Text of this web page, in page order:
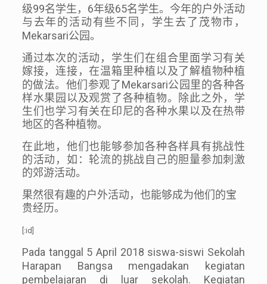
级99名学生， 6年级65名学生。今年的户外活动
与去年的活动有些不同，学生去了茂物市，
Mekarsari公园。
通过本次的活动，学生们在组合里面学习有关
嫁接，连接，在温箱里种植以及了解植物种植
的做法。他们参观了 Mekarsari公园里的各种各
样水果园以及观赏了各种植物。除此之外，学
生们也学习有关在印尼的各种水果以及在热带
地区的各种植物。
在此地，他们也能够参加各种各样具有挑战性
的活动，如：轮流的挑战自己的胆量参加刺激
的郊游活动。
果然很有趣的户外活动，也能够成为他们的宝
贵经历。
[:id]
Pada tanggal 5 April 2018 siswa-siswi Sekolah
Harapan Bangsa mengadakan kegiatan
pembelajaran di luar sekolah. Kegiatan